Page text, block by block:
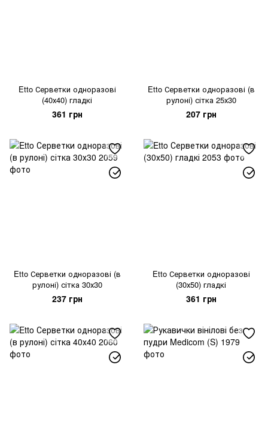
Etto Серветки одноразові
(40х40) гладкі
361 грн
Etto Серветки одноразові (в
рулоні) сітка 25х30
207 грн
Etto Серветки одноразові (в
рулоні) сітка 30х30
237 грн
Etto Серветки одноразові
(30х50) гладкі
361 грн